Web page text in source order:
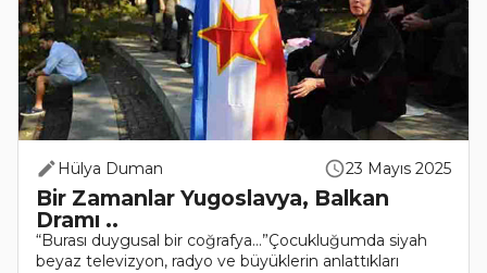
Hülya Duman 23 Mayıs 2025
Bir Zamanlar Yugoslavya, Balkan
Dramı ..
“Burası duygusal bir coğrafya…”Çocukluğumda siyah
beyaz televizyon, radyo ve büyüklerin anlattıkları